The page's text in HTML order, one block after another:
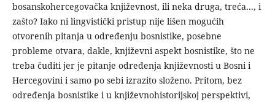
bosanskohercego­vačka književnost, ili neka druga, treća..., i
zašto? Iako ni lingvi­stički pristup nije lišen mogućih
otvorenih pitanja u određenju bosnistike, posebne
probleme otvara, dakle, književni aspekt bosnistike, što ne
treba čuditi jer je pitanje određenja književno­sti u Bosni i
Hercegovini i samo po sebi izrazito složeno. Pritom, bez
određenja bosnistike i u književnohistorijskoj perspektivi,